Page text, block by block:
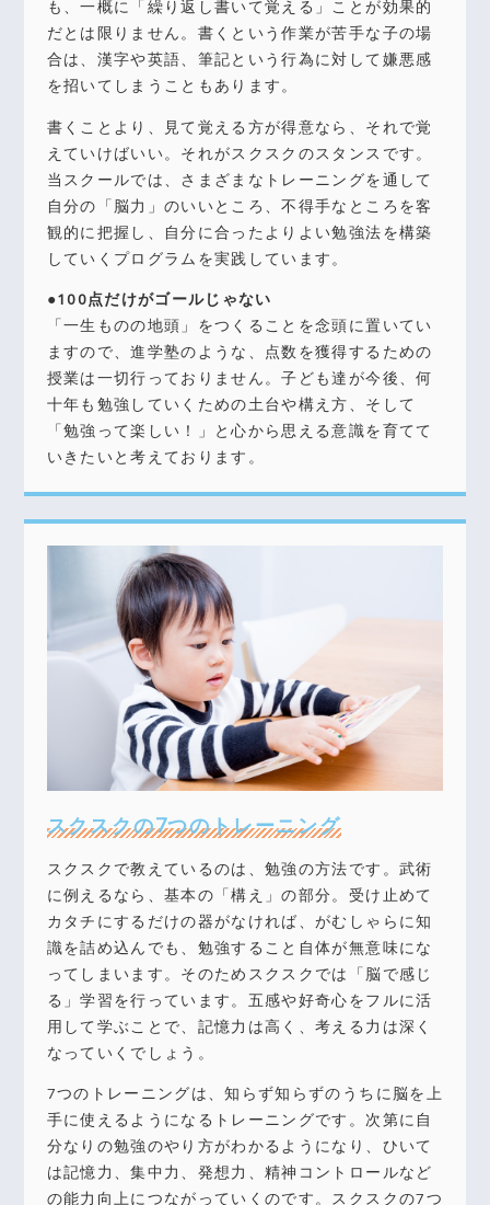
も、一概に「繰り返し書いて覚える」ことが効果的
だとは限りません。書くという作業が苦手な子の場
合は、漢字や英語、筆記という行為に対して嫌悪感
を招いてしまうこともあります。
書くことより、見て覚える方が得意なら、それで覚
えていけばいい。それがスクスクのスタンスです。
当スクールでは、さまざまなトレーニングを通して
自分の「脳力」のいいところ、不得手なところを客
観的に把握し、自分に合ったよりよい勉強法を構築
していくプログラムを実践しています。
●100点だけがゴールじゃない
「一生ものの地頭」をつくることを念頭に置いてい
ますので、進学塾のような、点数を獲得するための
授業は一切行っておりません。子ども達が今後、何
十年も勉強していくための土台や構え方、そして
「勉強って楽しい！」と心から思える意識を育てて
いきたいと考えております。
スクスクの7つのトレーニング
スクスクで教えているのは、勉強の方法です。武術
に例えるなら、基本の「構え」の部分。受け止めて
カタチにするだけの器がなければ、がむしゃらに知
識を詰め込んでも、勉強すること自体が無意味にな
ってしまいます。そのためスクスクでは「脳で感じ
る」学習を行っています。五感や好奇心をフルに活
用して学ぶことで、記憶力は高く、考える力は深く
なっていくでしょう。
7つのトレーニングは、知らず知らずのうちに脳を上
手に使えるようになるトレーニングです。次第に自
分なりの勉強のやり方がわかるようになり、ひいて
は記憶力、集中力、発想力、精神コントロールなど
の能力向上につながっていくのです。スクスクの7つ